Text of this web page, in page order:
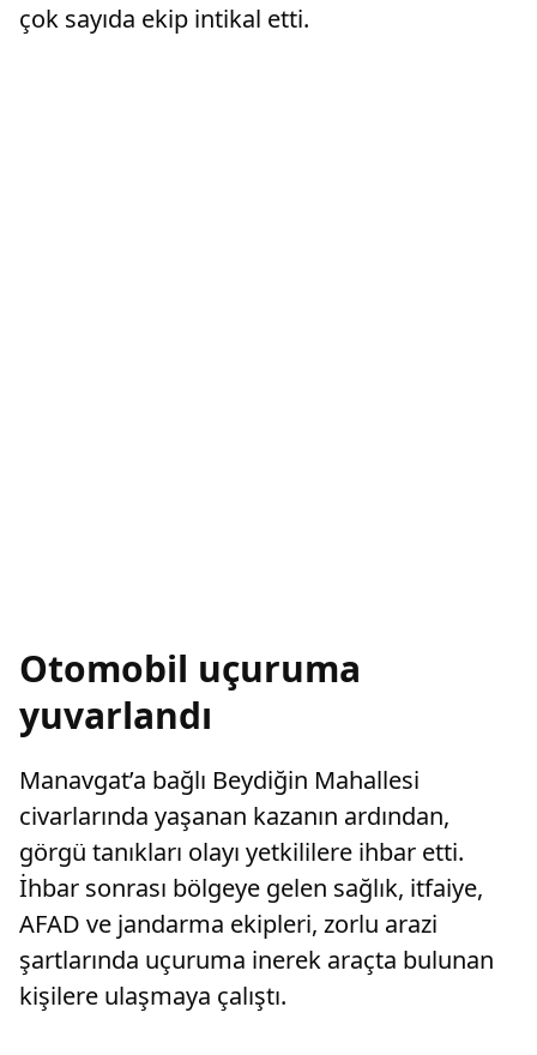
çok sayıda ekip intikal etti.
Otomobil uçuruma
yuvarlandı
Manavgat’a bağlı Beydiğin Mahallesi
civarlarında yaşanan kazanın ardından,
görgü tanıkları olayı yetkililere ihbar etti.
İhbar sonrası bölgeye gelen sağlık, itfaiye,
AFAD ve jandarma ekipleri, zorlu arazi
şartlarında uçuruma inerek araçta bulunan
kişilere ulaşmaya çalıştı.